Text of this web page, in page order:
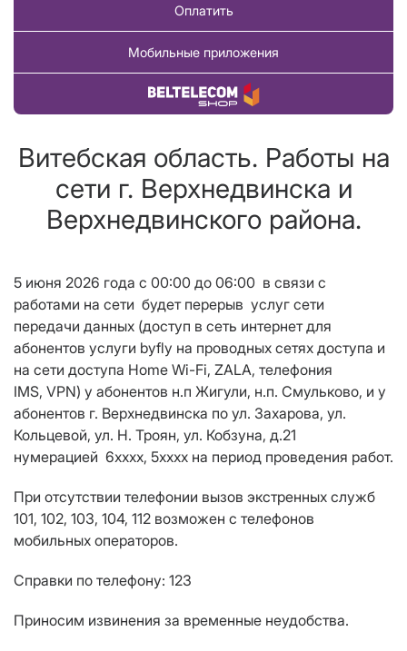
Оплатить
Мобильные приложения
Купить товар
Витебская область. Работы на
сети г. Верхнедвинска и
Верхнедвинского района.
5 июня 2026 года c 00:00 до 06:00 в связи с
работами на сети будет перерыв услуг сети
передачи данных (доступ в сеть интернет для
абонентов услуги byfly на проводных сетях доступа и
на сети доступа Home Wi-Fi, ZALA, телефония
IMS, VPN) у абонентов н.п Жигули, н.п. Смульково, и у
абонентов г. Верхнедвинска по ул. Захарова, ул.
Кольцевой, ул. Н. Троян, ул. Кобзуна, д.21
нумерацией 6хххх, 5хххх на период проведения работ.
При отсутствии телефонии вызов экстренных служб
101, 102, 103, 104, 112 возможен с телефонов
мобильных операторов.
Справки по телефону: 123
Приносим извинения за временные неудобства.